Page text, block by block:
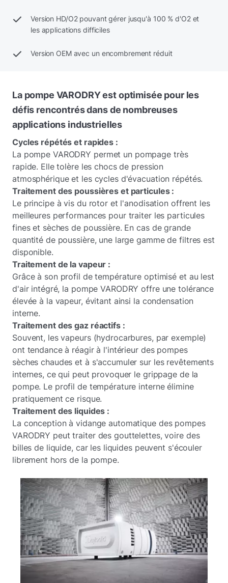
Version HD/O2 pouvant gérer jusqu'à 100 % d'O2 et
les applications difficiles
Version OEM avec un encombrement réduit
La pompe VARODRY est optimisée pour les
défis rencontrés dans de nombreuses
applications industrielles
Cycles répétés et rapides :
La pompe VARODRY permet un pompage très
rapide. Elle tolère les chocs de pression
atmosphérique et les cycles d'évacuation répétés.
Traitement des poussières et particules :
Le principe à vis du rotor et l'anodisation offrent les
meilleures performances pour traiter les particules
fines et sèches de poussière. En cas de grande
quantité de poussière, une large gamme de filtres est
disponible.
Traitement de la vapeur :
Grâce à son profil de température optimisé et au lest
d'air intégré, la pompe VARODRY offre une tolérance
élevée à la vapeur, évitant ainsi la condensation
interne.
Traitement des gaz réactifs :
Souvent, les vapeurs (hydrocarbures, par exemple)
ont tendance à réagir à l'intérieur des pompes
sèches chaudes et à s'accumuler sur les revêtements
internes, ce qui peut provoquer le grippage de la
pompe. Le profil de température interne élimine
pratiquement ce risque.
Traitement des liquides :
La conception à vidange automatique des pompes
VARODRY peut traiter des gouttelettes, voire des
billes de liquide, car les liquides peuvent s'écouler
librement hors de la pompe.